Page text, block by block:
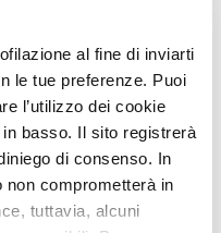
al fine di inviarti
le tue preferenze. Puoi
l’utilizzo dei cookie
basso. Il sito registrerà
di consenso. In
comprometterà in
tuttavia, alcuni
PAZZAGLIA Srl